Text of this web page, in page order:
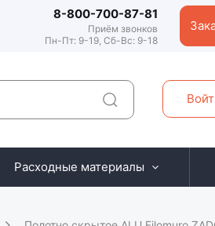
8-800-700-87-81
Приём звонков
Пн-Пт: 9-19, Сб-Вс: 9-18
Расходные материалы